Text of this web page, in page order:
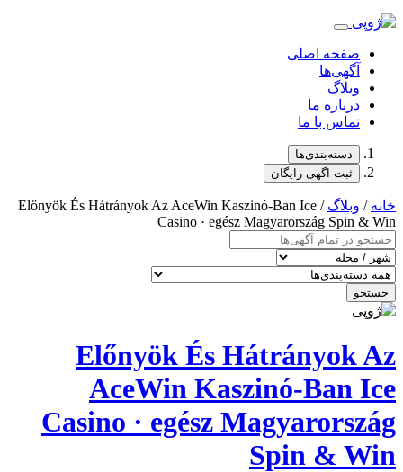
صفحه اصلی
آگهی‌ها
وبلاگ
درباره ما
تماس با ما
دسته‌بندی‌ها
ثبت اگهی رایگان
خانه / وبلاگ
/ Előnyök És Hátrányok Az AceWin Kaszinó-Ban Ice
Casino · egész Magyarország Spin & Win
جستجو
Előnyök És Hátrányok Az
AceWin Kaszinó-Ban Ice
Casino · egész Magyarország
Spin & Win